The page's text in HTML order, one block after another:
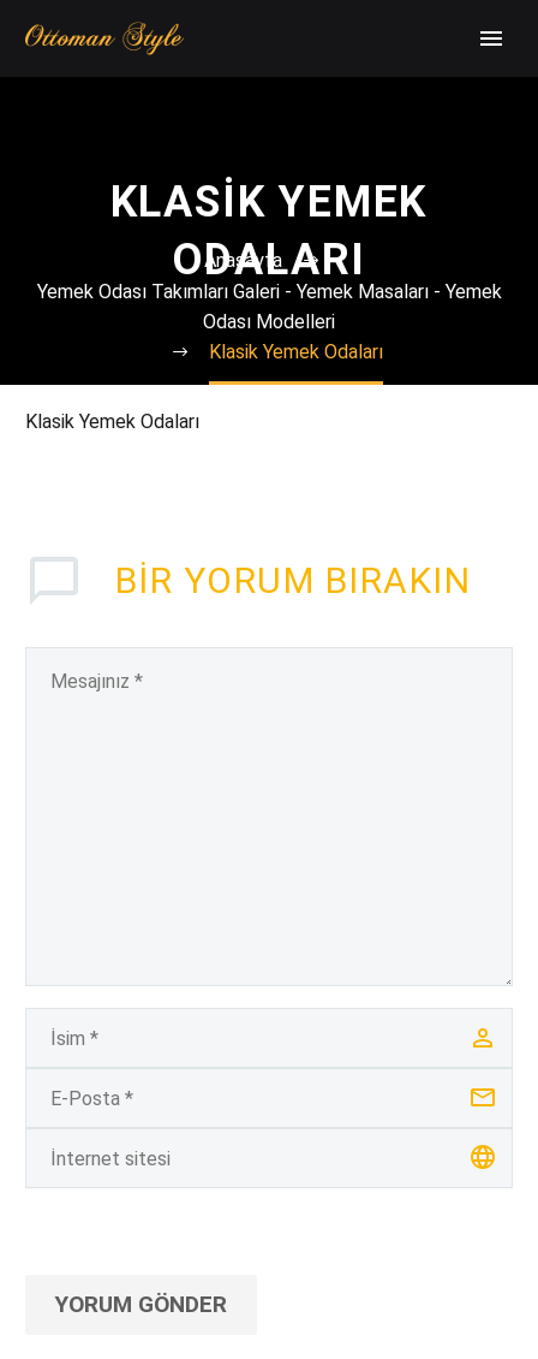
KLASIK YEMEK
ODALARI
Anasayfa
Yemek Odası Takımları Galeri - Yemek Masaları - Yemek
Odası Modelleri
Klasik Yemek Odaları
Klasik Yemek Odaları
BIR YORUM BIRAKIN
YORUM GÖNDER